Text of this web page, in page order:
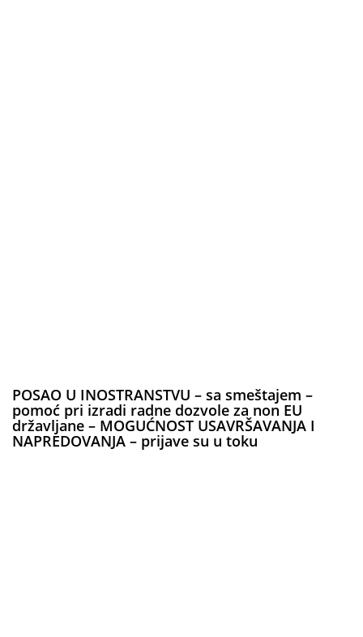
POSAO U INOSTRANSTVU – sa smeštajem –
pomoć pri izradi radne dozvole za non EU
državljane – MOGUĆNOST USAVRŠAVANJA I
NAPREDOVANJA – prijave su u toku